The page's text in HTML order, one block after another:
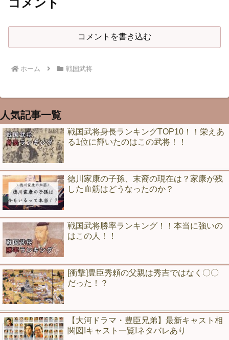
コメントを書き込む
ホーム 戦国武将
人気記事一覧
戦国武将身長ランキングTOP10！！栄えあ
る1位に輝いたのはこの武将！！
徳川家康の子孫、末裔の現在は？家康が残
した血筋はどうなったのか？
戦国武将勝率ランキング！！本当に強いの
はこの人！！
[衝撃]豊臣秀頼の父親は秀吉ではなく〇〇
だった！？
【大河ドラマ・豊臣兄弟】最新キャスト相
関図!キャスト一覧!ネタバレあり